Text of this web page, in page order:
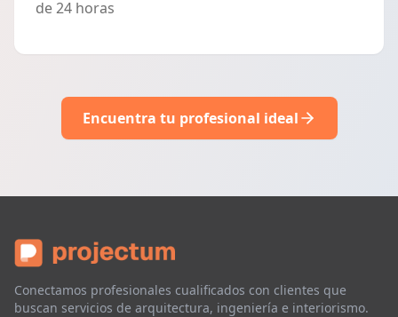
de 24 horas
Encuentra tu profesional ideal
Conectamos profesionales cualificados con clientes que
buscan servicios de arquitectura, ingeniería e interiorismo.